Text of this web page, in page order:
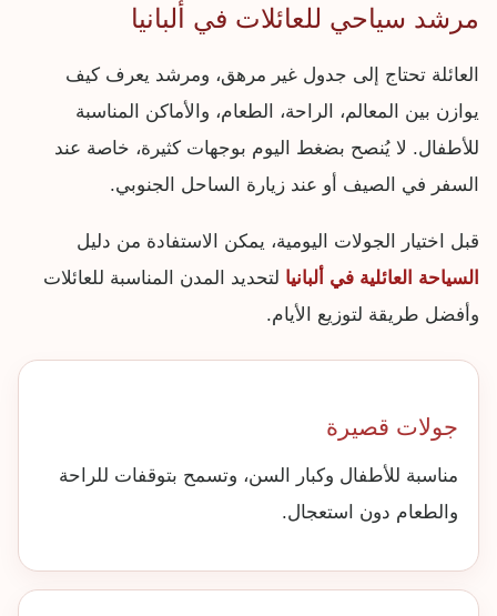
مرشد سياحي للعائلات في ألبانيا
العائلة تحتاج إلى جدول غير مرهق، ومرشد يعرف كيف
يوازن بين المعالم، الراحة، الطعام، والأماكن المناسبة
للأطفال. لا يُنصح بضغط اليوم بوجهات كثيرة، خاصة عند
السفر في الصيف أو عند زيارة الساحل الجنوبي.
قبل اختيار الجولات اليومية، يمكن الاستفادة من دليل
السياحة العائلية في ألبانيا لتحديد المدن المناسبة للعائلات
وأفضل طريقة لتوزيع الأيام.
جولات قصيرة
مناسبة للأطفال وكبار السن، وتسمح بتوقفات للراحة
والطعام دون استعجال.